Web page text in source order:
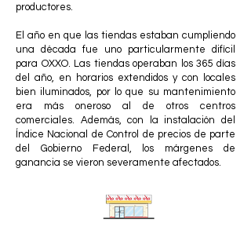
productores.
El año en que las tiendas estaban cumpliendo
una década fue uno particularmente difícil
para OXXO. Las tiendas operaban los 365 días
del año, en horarios extendidos y con locales
bien iluminados, por lo que su mantenimiento
era más oneroso al de otros centros
comerciales. Además, con la instalación del
Índice Nacional de Control de precios de parte
del Gobierno Federal, los márgenes de
ganancia se vieron severamente afectados.